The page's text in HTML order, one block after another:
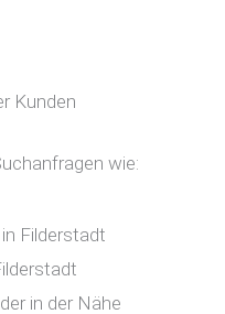
Kunden
wie:
Filderstadt
in der Nähe